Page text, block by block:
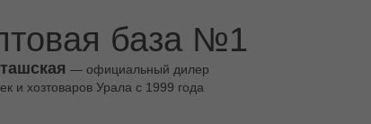
база №1
— официальный дилер
и хозтоваров Урала с 1999 года